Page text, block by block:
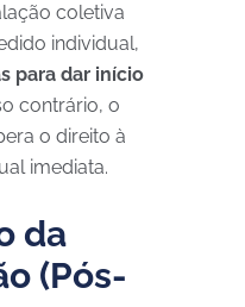
coletiva
individual,
para dar início
contrário, o
o direito à
imediata.
da
(Pós-